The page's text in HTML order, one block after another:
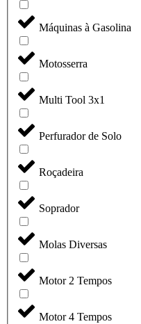
Máquinas à Gasolina
Motosserra
Multi Tool 3x1
Perfurador de Solo
Roçadeira
Soprador
Molas Diversas
Motor 2 Tempos
Motor 4 Tempos